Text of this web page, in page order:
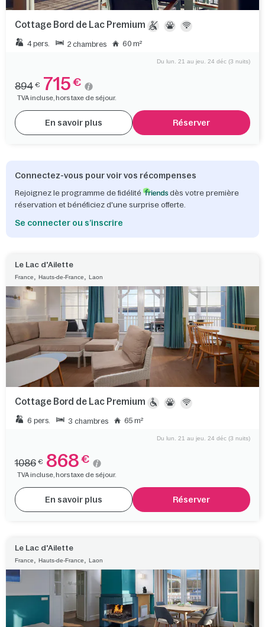
Cottage Bord de Lac Premium
4 pers. 2 chambres 60 m²
Du lun. 21 au jeu. 24 déc (3 nuits)
894 € 715 €
TVA incluse, hors taxe de séjour.
En savoir plus Réserver
Connectez-vous pour voir vos récompenses
Rejoignez le programme de fidélité
dès votre première
réservation et bénéficiez d'une surprise offerte.
Se connecter ou s’inscrire
Le Lac d'Ailette
France Hauts-de-France Laon
Cottage Bord de Lac Premium
6 pers. 3 chambres 65 m²
Du lun. 21 au jeu. 24 déc (3 nuits)
1086 € 868 €
TVA incluse, hors taxe de séjour.
En savoir plus Réserver
Le Lac d'Ailette
France Hauts-de-France Laon